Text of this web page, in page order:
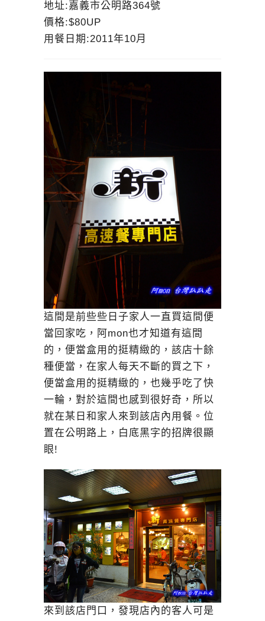
地址:嘉義市公明路364號
價格:$80UP
用餐日期:2011年10月
這間是前些些日子家人一直買這間便
當回家吃，阿mon也才知道有這間
的，便當盒用的挺精緻的，該店十餘
種便當，在家人每天不斷的買之下，
便當盒用的挺精緻的，也幾乎吃了快
一輪，對於這間也感到很好奇，所以
就在某日和家人來到該店內用餐。位
置在公明路上，白底黑字的招牌很顯
眼!
來到該店門口，發現店內的客人可是